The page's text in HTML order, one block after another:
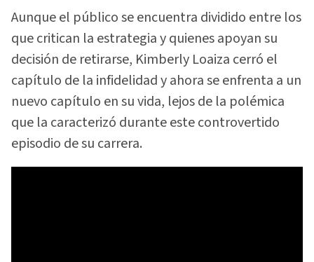
Aunque el público se encuentra dividido entre los
que critican la estrategia y quienes apoyan su
decisión de retirarse, Kimberly Loaiza cerró el
capítulo de la infidelidad y ahora se enfrenta a un
nuevo capítulo en su vida, lejos de la polémica
que la caracterizó durante este controvertido
episodio de su carrera.